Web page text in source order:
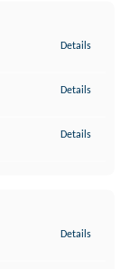
Details
Details
Details
Details